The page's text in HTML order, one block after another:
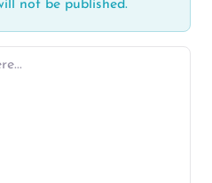
not be published.